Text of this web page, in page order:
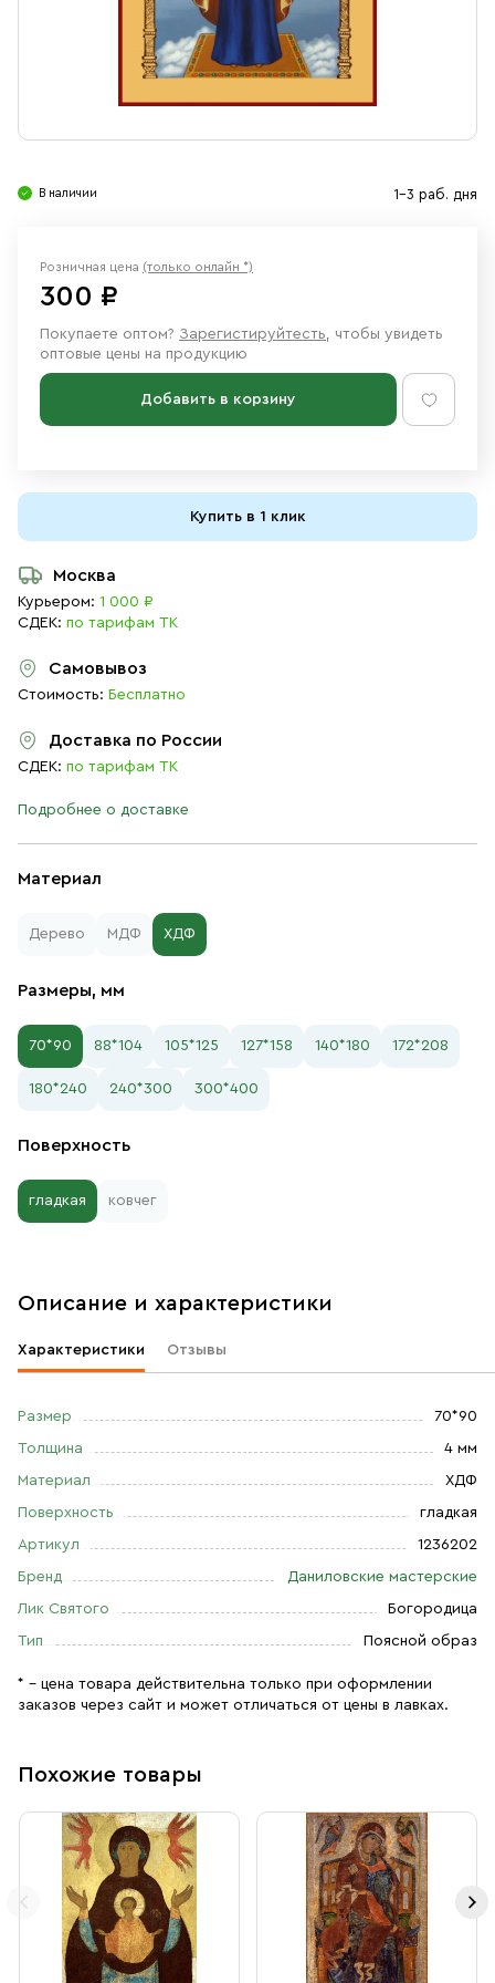
Ювелирные изделия
В наличии 1-3 раб. дня
Материал
Дерево МДФ ХДФ
Размеры, мм
70*90 88*104 105*125 127*158 140*180 172*208
180*240 240*300 300*400
Поверхность
гладкая ковчег
Розничная цена (только онлайн *)
300 ₽
Покупаете оптом? Зарегистируйтесть, чтобы увидеть
оптовые цены на продукцию
Добавить в корзину
Купить в 1 клик
Москва
Курьером: 1 000 ₽
СДЕК: по тарифам ТК
Самовывоз
Стоимость: Бесплатно
Доставка по России
СДЕК: по тарифам ТК
Подробнее о доставке
Описание и характеристики
Характеристики Отзывы
Размер 70*90
Толщина 4 мм
Материал ХДФ
Поверхность гладкая
Артикул 1236202
Бренд Даниловские мастерские
Лик Святого Богородица
Тип Поясной образ
* – цена товара действительна только при оформлении
заказов через сайт и может отличаться от цены в лавках.
Похожие товары